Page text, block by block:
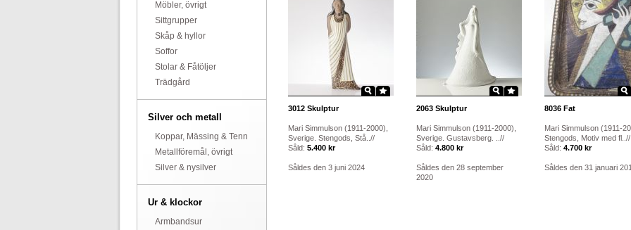
Möbler, övrigt
Sittgrupper
Skåp & hyllor
Soffor
Stolar & Fåtöljer
Trädgård
Silver och metall
Koppar, Mässing & Tenn
Metallföremål, övrigt
Silver & nysilver
Ur & klockor
Armbandsur
3012Skulptur
Mari Simmulson (1911-2000),
Sverige. Stengods, Stå..//
Såld: 5.400 kr
Såldes den 3 juni 2024
2063Skulptur
Mari Simmulson (1911-2000),
Sverige. Gustavsberg. ..//
Såld: 4.800 kr
Såldes den 28 september
2020
8036Fat
Mari Simmulson (1911-
Stengods, Motiv med fl..//
Såld: 4.700 kr
Såldes den 31 januari